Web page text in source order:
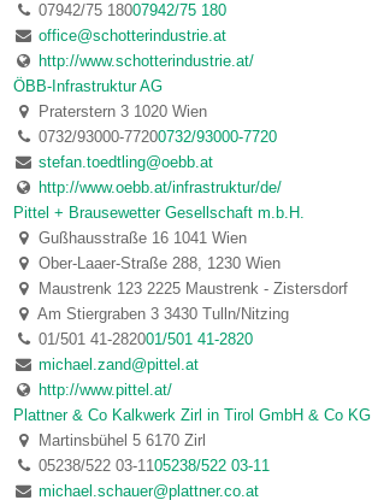
07942/75 18007942/75 180
office@schotterindustrie.at
http://www.schotterindustrie.at/
ÖBB-Infrastruktur AG
Praterstern 3 1020 Wien
0732/93000-77200732/93000-7720
stefan.toedtling@oebb.at
http://www.oebb.at/infrastruktur/de/
Pittel + Brausewetter Gesellschaft m.b.H.
Gußhausstraße 16 1041 Wien
Ober-Laaer-Straße 288, 1230 Wien
Maustrenk 123 2225 Maustrenk - Zistersdorf
Am Stiergraben 3 3430 Tulln/Nitzing
01/501 41-282001/501 41-2820
michael.zand@pittel.at
http://www.pittel.at/
Plattner & Co Kalkwerk Zirl in Tirol GmbH & Co KG
Martinsbühel 5 6170 Zirl
05238/522 03-1105238/522 03-11
michael.schauer@plattner.co.at